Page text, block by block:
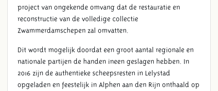
project van ongekende omvang dat de restauratie en
reconstructie van de volledige collectie
Zwammerdamschepen zal omvatten.
Dit wordt mogelijk doordat een groot aantal regionale en
nationale partijen de handen ineen geslagen hebben. In
2016 zijn de authentieke scheepsresten in Lelystad
opgeladen en feestelijk in Alphen aan den Rijn onthaald op